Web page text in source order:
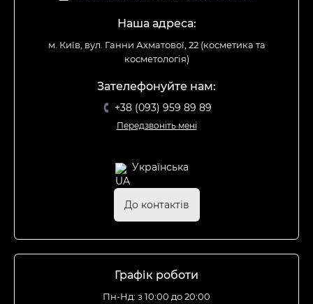
Наша адреса:
м. Київ, вул. Ганни Ахматової, 22 (косметика та
косметологія)
Зателефонуйте нам:
+38 (093) 959 89 89
Передзвоніть мені
Українська
До контактів
Графік роботи
Пн-Нд: з 10:00 до 20:00